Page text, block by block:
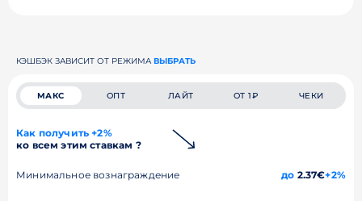
КЭШБЭК ЗАВИСИТ ОТ РЕЖИМА ВЫБРАТЬ
МАКС ОПТ ЛАЙТ ОТ 1₽ ЧЕКИ
Как получить +2%
ко всем этим ставкам ?
Минимальное вознаграждение до 2.37€+2%